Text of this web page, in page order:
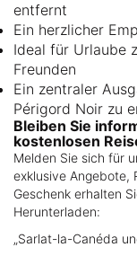
entfernt
Ein herzlicher
Ideal für Urlaube
Freunden
Ein zentraler
Périgord Noir zu
Bleiben Sie
kostenlosen
Melden Sie sich für
exklusive Angebote,
Geschenk erhalten
Herunterladen:
„Sarlat-la-Canéda